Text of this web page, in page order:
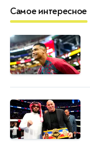
Самое интересное